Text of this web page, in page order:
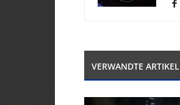
VERWANDTE ARTIKEL